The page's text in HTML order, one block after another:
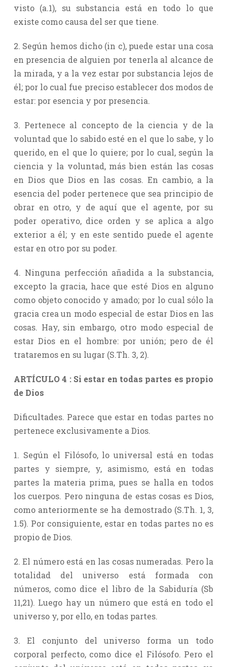
visto (a.1), su substancia está en todo lo que
existe como causa del ser que tiene.
2. Según hemos dicho (in c), puede estar una cosa
en presencia de alguien por tenerla al alcance de
la mirada, y a la vez estar por substancia lejos de
él; por lo cual fue preciso establecer dos modos de
estar: por esencia y por presencia.
3. Pertenece al concepto de la ciencia y de la
voluntad que lo sabido esté en el que lo sabe, y lo
querido, en el que lo quiere; por lo cual, según la
ciencia y la voluntad, más bien están las cosas
en Dios que Dios en las cosas. En cambio, a la
esencia del poder pertenece que sea principio de
obrar en otro, y de aquí que el agente, por su
poder operativo, dice orden y se aplica a algo
exterior a él; y en este sentido puede el agente
estar en otro por su poder.
4. Ninguna perfección añadida a la substancia,
excepto la gracia, hace que esté Dios en alguno
como objeto conocido y amado; por lo cual sólo la
gracia crea un modo especial de estar Dios en las
cosas. Hay, sin embargo, otro modo especial de
estar Dios en el hombre: por unión; pero de él
trataremos en su lugar (S.Th. 3, 2).
ARTÍCULO 4 : Si estar en todas partes es propio
de Dios
Dificultades. Parece que estar en todas partes no
pertenece exclusivamente a Dios.
1. Según el Filósofo, lo universal está en todas
partes y siempre, y, asimismo, está en todas
partes la materia prima, pues se halla en todos
los cuerpos. Pero ninguna de estas cosas es Dios,
como anteriormente se ha demostrado (S.Th. 1, 3,
1.5). Por consiguiente, estar en todas partes no es
propio de Dios.
2. El número está en las cosas numeradas. Pero la
totalidad del universo está formada con
números, como dice el libro de la Sabiduría (Sb
11,21). Luego hay un número que está en todo el
universo y, por ello, en todas partes.
3. El conjunto del universo forma un todo
corporal perfecto, como dice el Filósofo. Pero el